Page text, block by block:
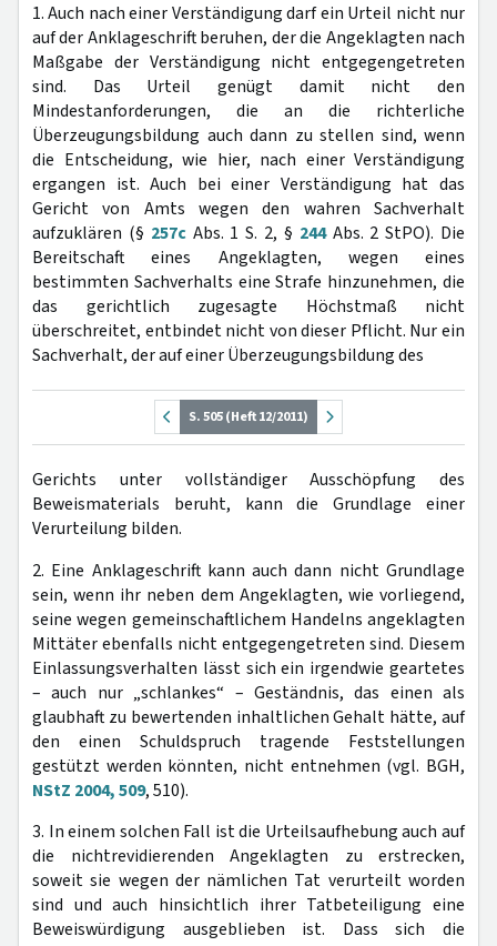
1. Auch nach einer Verständigung darf ein Urteil nicht nur
auf der Anklageschrift beruhen, der die Angeklagten nach
Maßgabe der Verständigung nicht entgegengetreten
sind. Das Urteil genügt damit nicht den
Mindestanforderungen, die an die richterliche
Überzeugungsbildung auch dann zu stellen sind, wenn
die Entscheidung, wie hier, nach einer Verständigung
ergangen ist. Auch bei einer Verständigung hat das
Gericht von Amts wegen den wahren Sachverhalt
aufzuklären (§ 257cAbs. 1 S. 2, § 244Abs. 2 StPO). Die
Bereitschaft eines Angeklagten, wegen eines
bestimmten Sachverhalts eine Strafe hinzunehmen, die
das gerichtlich zugesagte Höchstmaß nicht
überschreitet, entbindet nicht von dieser Pflicht. Nur ein
Sachverhalt, der auf einer Überzeugungsbildung des
S. 505 (Heft 12/2011)
Gerichts unter vollständiger Ausschöpfung des
Beweismaterials beruht, kann die Grundlage einer
Verurteilung bilden.
2. Eine Anklageschrift kann auch dann nicht Grundlage
sein, wenn ihr neben dem Angeklagten, wie vorliegend,
seine wegen gemeinschaftlichem Handelns angeklagten
Mittäter ebenfalls nicht entgegengetreten sind. Diesem
Einlassungsverhalten lässt sich ein irgendwie geartetes
– auch nur „schlankes“ – Geständnis, das einen als
glaubhaft zu bewertenden inhaltlichen Gehalt hätte, auf
den einen Schuldspruch tragende Feststellungen
gestützt werden könnten, nicht entnehmen (vgl. BGH,
NStZ 2004, 509, 510).
3. In einem solchen Fall ist die Urteilsaufhebung auch auf
die nichtrevidierenden Angeklagten zu erstrecken,
soweit sie wegen der nämlichen Tat verurteilt worden
sind und auch hinsichtlich ihrer Tatbeteiligung eine
Beweiswürdigung ausgeblieben ist. Dass sich die